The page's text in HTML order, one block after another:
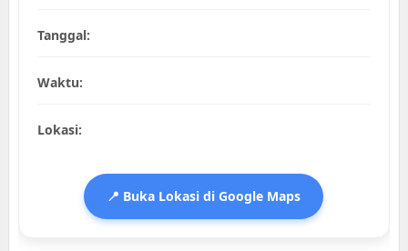
Tanggal:
Waktu:
Lokasi:
📍 Buka Lokasi di Google Maps